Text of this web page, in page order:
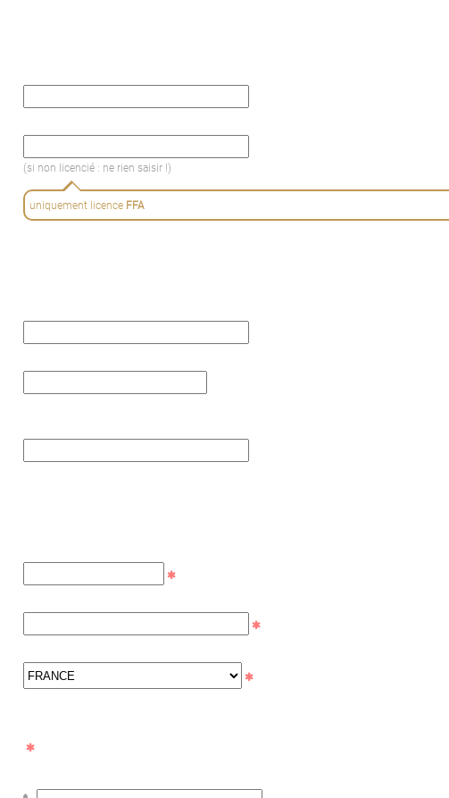
(si non licencié : ne rien saisir !)
uniquement licence FFA